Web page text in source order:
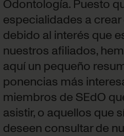
especialidades a
debido al interés que
nuestros afiliados,
aquí un pequeño
ponencias más
miembros de SEdO
asistir, o aquellos que
deseen consultar de